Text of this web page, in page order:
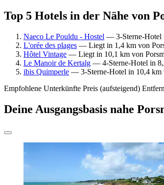
Top 5 Hotels in der Nähe von
Naeco Le Pouldu - Hostel — 3-Sterne-Hotel
L'orée des plages — Liegt in 1,4 km von
Hôtel Vintage — Liegt in 10,1 km von
Le Manoir de Kertalg — 4-Sterne-Hotel in
ibis Quimperle — 3-Sterne-Hotel in 10,4 km
Empfohlene Unterkünfte Preis (aufsteigend)
Deine Ausgangsbasis nahe